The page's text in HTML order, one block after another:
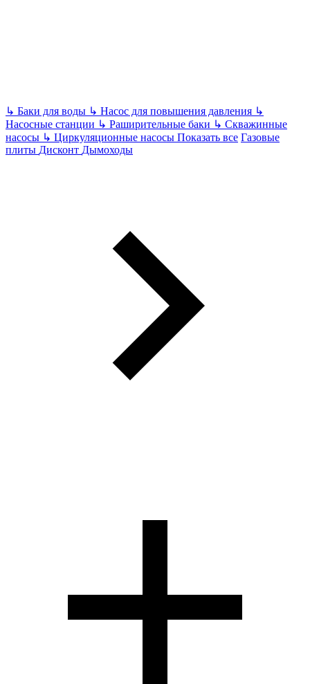
↳ Баки для воды ↳ Насос для повышения давления ↳
Насосные станции ↳ Раширительные баки ↳ Скважинные
насосы ↳ Циркуляционные насосы Показать все Газовые
плиты Дисконт Дымоходы